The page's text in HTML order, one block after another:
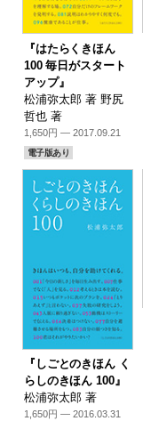
『はたらくきほん
100 毎日がスタート
アップ』
松浦弥太郎 著 野尻
哲也 著
1,650円 — 2017.09.21
電子版あり
『しごとのきほん く
らしのきほん 100』
松浦弥太郎 著
1,650円 — 2016.03.31